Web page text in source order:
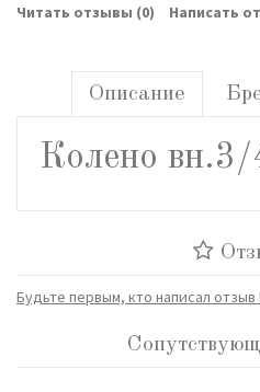
Читать отзывы (0) Написать
Описание
Колено
Будьте первым, кто написал отзыв !